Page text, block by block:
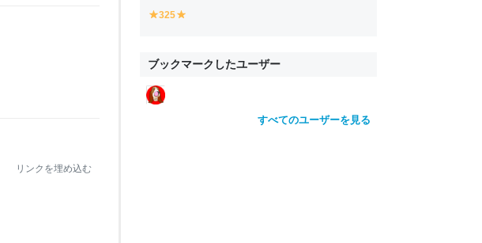
リンクを埋め込む
y
o
w
325
o
ブックマークしたユーザー
すべてのユーザーを見る